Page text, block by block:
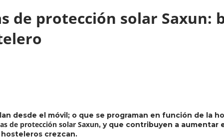
de protección solar Saxun:
desde el móvil; o que se programan en función de la
de protección solar Saxun, y que contribuyen a aumentar
crezcan.